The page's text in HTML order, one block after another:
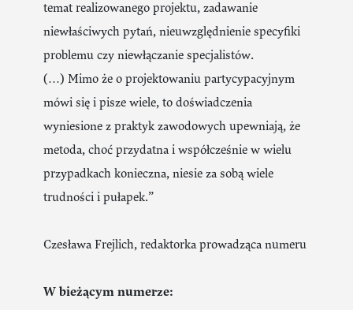
temat realizowanego projektu, zadawanie
niewłaściwych pytań, nieuwzględnienie specyfiki
problemu czy niewłączanie specjalistów.
(…) Mimo że o projektowaniu partycypacyjnym
mówi się i pisze wiele, to doświadczenia
wyniesione z praktyk zawodowych upewniają, że
metoda, choć przydatna i współcześnie w wielu
przypadkach konieczna, niesie za sobą wiele
trudności i pułapek.”
Czesława Frejlich, redaktorka prowadząca numeru
W bieżącym numerze: